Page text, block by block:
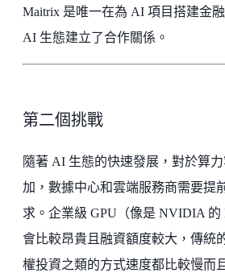
Maitrix 是唯一在為 AI 項目搭建金
AI 生態建立了合作關係。
第二個挑戰
隨著 AI 生態的快速發展，對於算
加，數據中心和雲端服務商需要提
求。企業級 GPU（像是 NVIDIA 的
會比較昂貴且融資額度較大，傳統
權投資之類的方式速度都比較慢而